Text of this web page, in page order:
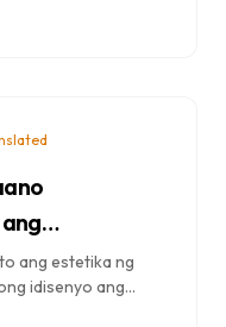
at
2025)
ang estetika ng
idisenyo ang